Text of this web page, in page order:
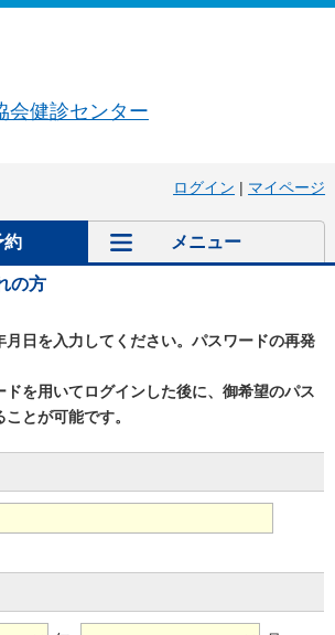
会健診センター
ログイン | マイページ
約 メニュー
の方
月日を入力してください。パスワードの再発
を用いてログインした後に、御希望のパス
とが可能です。